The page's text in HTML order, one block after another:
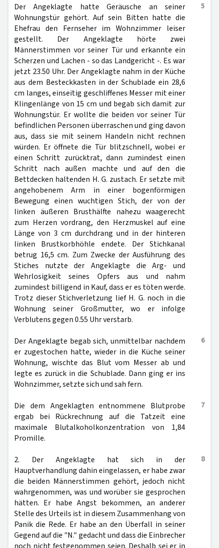
5
Der Angeklagte hatte Geräusche an seiner
Wohnungstür gehört. Auf sein Bitten hatte die
Ehefrau den Fernseher im Wohnzimmer leiser
gestellt. Der Angeklagte hörte zwei
Männerstimmen vor seiner Tür und erkannte ein
Scherzen und Lachen - so das Landgericht -. Es war
jetzt 23.50 Uhr. Der Angeklagte nahm in der Küche
aus dem Besteckkasten in der Schublade ein 28,6
cm langes, einseitig geschliffenes Messer mit einer
Klingenlänge von 15 cm und begab sich damit zur
Wohnungstür. Er wollte die beiden vor seiner Tür
befindlichen Personen überraschen und ging davon
aus, dass sie mit seinem Handeln nicht rechnen
würden. Er öffnete die Tür blitzschnell, wobei er
einen Schritt zurücktrat, dann zumindest einen
Schritt nach außen machte und auf den die
Bettdecken haltenden H. G. zustach. Er setzte mit
angehobenem Arm in einer bogenförmigen
Bewegung einen wuchtigen Stich, der von der
linken äußeren Brusthälfte nahezu waagerecht
zum Herzen vordrang, den Herzmuskel auf eine
Länge von 3 cm durchdrang und in der hinteren
linken Brustkorbhöhle endete. Der Stichkanal
betrug 16,5 cm. Zum Zwecke der Ausführung des
Stiches nutzte der Angeklagte die Arg- und
Wehrlosigkeit seines Opfers aus und nahm
zumindest billigend in Kauf, dass er es töten werde.
Trotz dieser Stichverletzung lief H. G. noch in die
Wohnung seiner Großmutter, wo er infolge
Verblutens gegen 0.55 Uhr verstarb.
6
Der Angeklagte begab sich, unmittelbar nachdem
er zugestochen hatte, wieder in die Küche seiner
Wohnung, wischte das Blut vom Messer ab und
legte es zurück in die Schublade. Dann ging er ins
Wohnzimmer, setzte sich und sah fern.
7
Die dem Angeklagten entnommene Blutprobe
ergab bei Rückrechnung auf die Tatzeit eine
maximale Blutalkoholkonzentration von 1,84
Promille.
8
2. Der Angeklagte hat sich in der
Hauptverhandlung dahin eingelassen, er habe zwar
die beiden Männerstimmen gehört, jedoch nicht
wahrgenommen, was und worüber sie gesprochen
hätten. Er habe Angst bekommen, an anderer
Stelle des Urteils ist in diesem Zusammenhang von
Panik die Rede. Er habe an den Überfall in seiner
Gegend auf die "N." gedacht und dass die Einbrecher